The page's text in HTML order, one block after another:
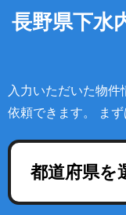
長野県下水
入力いただいた物
依頼できます。 ま
都道府県を